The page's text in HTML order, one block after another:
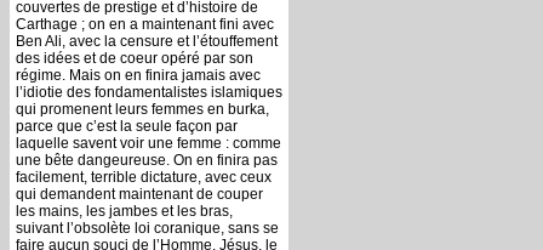
couvertes de prestige et d’histoire de
Carthage ; on en a maintenant fini avec
Ben Ali, avec la censure et l’étouffement
des idées et de coeur opéré par son
régime. Mais on en finira jamais avec
l’idiotie des fondamentalistes islamiques
qui promenent leurs femmes en burka,
parce que c’est la seule façon par
laquelle savent voir une femme : comme
une bête dangeureuse. On en finira pas
facilement, terrible dictature, avec ceux
qui demandent maintenant de couper
les mains, les jambes et les bras,
suivant l’obsolète loi coranique, sans se
faire aucun souci de l’Homme. Jésus, le